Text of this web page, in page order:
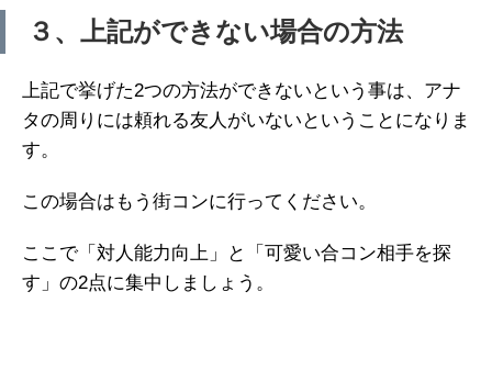
３、上記ができない場合の方法
上記で挙げた2つの方法ができないという事は、アナ
タの周りには頼れる友人がいないということになりま
す。
この場合はもう街コンに行ってください。
ここで「対人能力向上」と「可愛い合コン相手を探
す」の2点に集中しましょう。